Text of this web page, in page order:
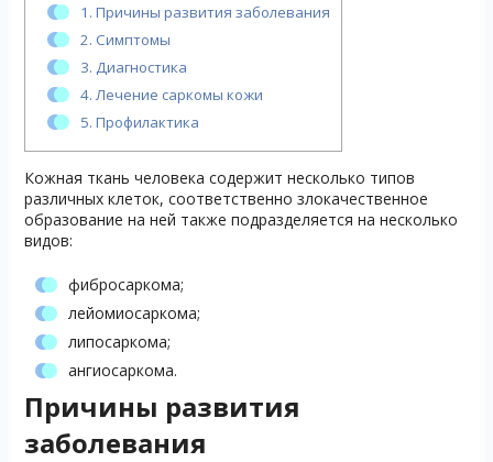
1. Причины развития заболевания
2. Симптомы
3. Диагностика
4. Лечение саркомы кожи
5. Профилактика
Кожная ткань человека содержит несколько типов
различных клеток, соответственно злокачественное
образование на ней также подразделяется на несколько
видов:
фибросаркома;
лейомиосаркома;
липосаркома;
ангиосаркома.
Причины развития
заболевания